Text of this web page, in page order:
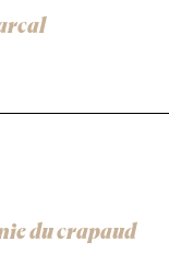
du crapaud